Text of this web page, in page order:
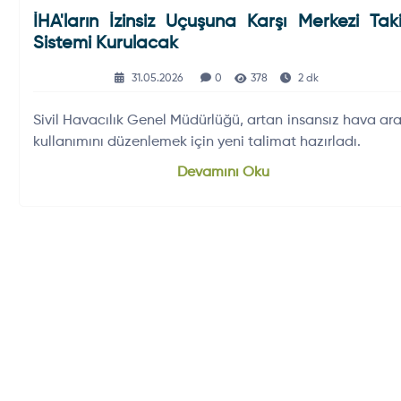
İHA'ların İzinsiz Uçuşuna Karşı Merkezi
Sistemi Kurulacak
31.05.2026 0 378 2 dk
Sivil Havacılık Genel Müdürlüğü, artan insansız hava
kullanımını düzenlemek için yeni talimat hazırladı.
Devamını Oku